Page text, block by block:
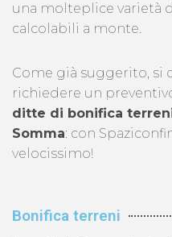
una molteplice varietà
calcolabili a monte.
Come già suggerito, si
richiedere un
ditte di bonifica terreni
Somma: con
velocissimo!
Bonifica terreni